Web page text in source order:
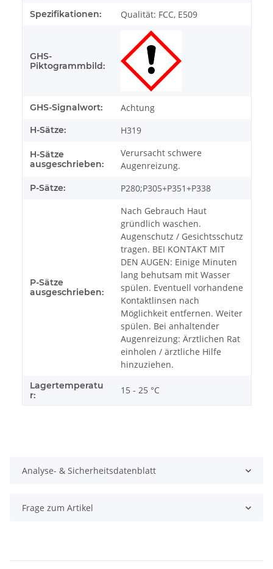
Spezifikationen: Qualität: FCC, E509
GHS-
Piktogrammbild:
GHS-Signalwort: Achtung
H-Sätze: H319
H-Sätze
ausgeschrieben:
Verursacht schwere
Augenreizung.
P-Sätze: P280;P305+P351+P338
P-Sätze
ausgeschrieben:
Nach Gebrauch Haut
gründlich waschen.
Augenschutz / Gesichtsschutz
tragen. BEI KONTAKT MIT
DEN AUGEN: Einige Minuten
lang behutsam mit Wasser
spülen. Eventuell vorhandene
Kontaktlinsen nach
Möglichkeit entfernen. Weiter
spülen. Bei anhaltender
Augenreizung: Ärztlichen Rat
einholen / ärztliche Hilfe
hinzuziehen.
Lagertemperatu
r:
15 - 25 °C
Analyse- & Sicherheitsdatenblatt
Frage zum Artikel